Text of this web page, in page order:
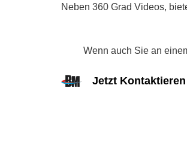
Neben 360 Grad Videos,
Wenn auch Sie an
Jetzt Kontaktieren